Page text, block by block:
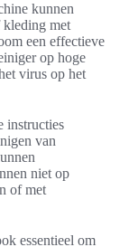
kunnen
kleding met
een effectieve
op hoge
virus op het
instructies
van
niet op
of met
essentieel om